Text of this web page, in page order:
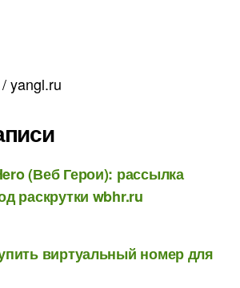
yangl.ru
(Веб Герои): рассылка
раскрутки wbhr.ru
виртуальный номер для